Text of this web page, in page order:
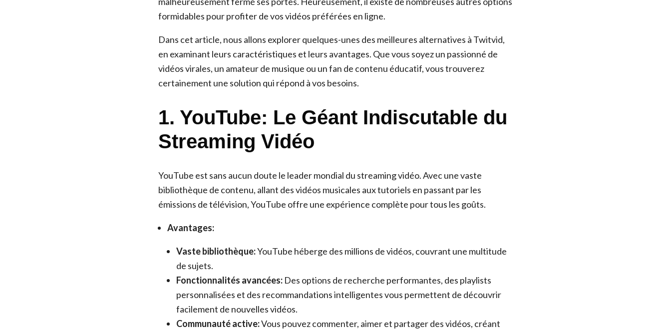
formidables pour profiter de vos vidéos préférées en ligne.
Dans cet article, nous allons explorer quelques-unes des meilleures alternatives à Twitvid,
en examinant leurs caractéristiques et leurs avantages. Que vous soyez un passionné de
vidéos virales, un amateur de musique ou un fan de contenu éducatif, vous trouverez
certainement une solution qui répond à vos besoins.
1. YouTube: Le Géant Indiscutable du
Streaming Vidéo
YouTube est sans aucun doute le leader mondial du streaming vidéo. Avec une vaste
bibliothèque de contenu, allant des vidéos musicales aux tutoriels en passant par les
émissions de télévision, YouTube offre une expérience complète pour tous les goûts.
Avantages:
Vaste bibliothèque:YouTube héberge des millions de vidéos, couvrant une multitude
de sujets.
Fonctionnalités avancées: Des options de recherche performantes, des playlists
personnalisées et des recommandations intelligentes vous permettent de découvrir
facilement de nouvelles vidéos.
Communauté active:Vous pouvez commenter, aimer et partager des vidéos, créant